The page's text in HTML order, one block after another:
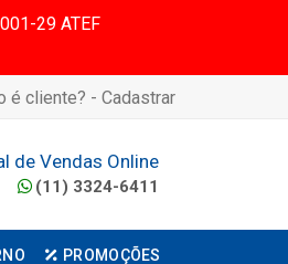
29 ATEF
é cliente? - Cadastrar
de Vendas Online
(11) 3324-6411
PROMOÇÕES